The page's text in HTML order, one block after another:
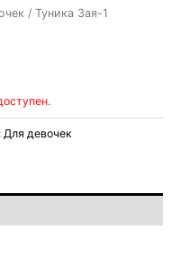
/ Туника Зая-1
Для девочек